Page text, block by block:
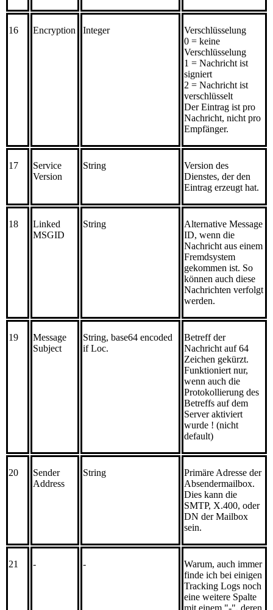
16 Encryption Integer
Verschlüsselung
0 = keine
Verschlüsselung
1 = Nachricht ist
signiert
2 = Nachricht ist
verschlüsselt
Der Eintrag ist pro
Nachricht, nicht pro
Empfänger.
17
Service
Version
String
Version des
Dienstes, der den
Eintrag erzeugt hat.
18
Linked
MSGID
String
Alternative Message
ID, wenn die
Nachricht aus einem
Fremdsystem
gekommen ist. So
können auch diese
Nachrichten verfolgt
werden.
19
Message
Subject
String, base64 encoded
if Loc.
Betreff der
Nachricht auf 64
Zeichen gekürzt.
Funktioniert nur,
wenn auch die
Protokollierung des
Betreffs auf dem
Server aktiviert
wurde ! (nicht
default)
20
Sender
Address
String
Primäre Adresse der
Absendermailbox.
Dies kann die
SMTP, X.400, oder
DN der Mailbox
sein.
21 - -
Warum, auch immer
finde ich bei einigen
Tracking Logs noch
eine weitere Spalte